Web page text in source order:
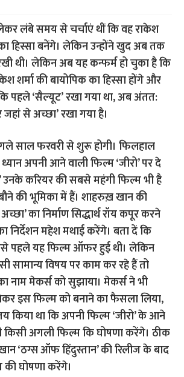
लंबे समय से चर्चाएं थीं कि वह राकेश
हिस्सा बनेंगे। लेकिन उन्होंने खुद अब तक
थी। लेकिन अब यह कन्फर्म हो चुका है कि
शर्मा की बायोपिक का हिस्सा होंगे और
पहले ‘सैल्यूट’ रखा गया था, अब अंतत:
से अच्छा’ रखा गया है।
साल फरवरी से शुरू होगी। फिलहाल
अपनी आने वाली फिल्म ‘जीरो’ पर दे
उनके करियर की सबसे महंगी फिल्म भी है
की भूमिका में हैं। शाहरुख़ खान की
का निर्माण सिद्धार्थ रॉय कपूर करने
निर्देशन महेश मथाई करेंगे। बता दें कि
पहले यह फिल्म ऑफर हुई थी। लेकिन
सामान्य विषय पर काम कर रहे हैं तो
नाम मेकर्स को सुझाया। मेकर्स ने भी
इस फिल्म को बनाने का फैसला लिया,
था कि अपनी फिल्म ‘जीरो’ के आने
किसी अगली फिल्म कि घोषणा करेंगे। ठीक
‘ठग्स ऑफ हिंदुस्तान’ की रिलीज के बाद
घोषणा करेंगे।